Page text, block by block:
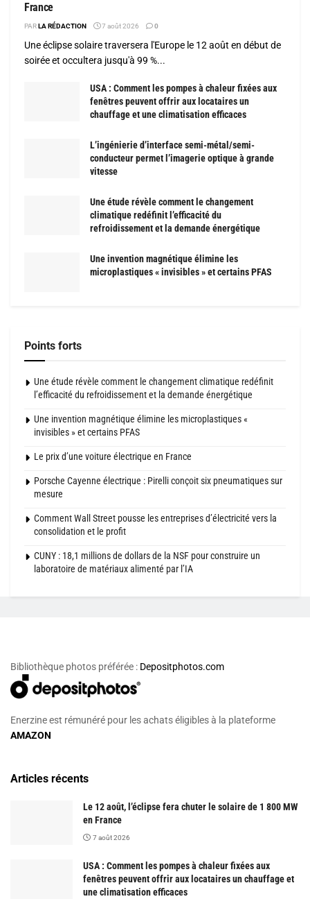
France
PARLA RÉDACTION 7 août 2026 0
Une éclipse solaire traversera l'Europe le 12 août en début de
soirée et occultera jusqu'à 99 %...
USA : Comment les pompes à chaleur fixées aux
fenêtres peuvent offrir aux locataires un
chauffage et une climatisation efficaces
L’ingénierie d’interface semi-métal/semi-
conducteur permet l’imagerie optique à grande
vitesse
Une étude révèle comment le changement
climatique redéfinit l’efficacité du
refroidissement et la demande énergétique
Une invention magnétique élimine les
microplastiques « invisibles » et certains PFAS
Points forts
Une étude révèle comment le changement climatique redéfinit
l’efficacité du refroidissement et la demande énergétique
Une invention magnétique élimine les microplastiques «
invisibles » et certains PFAS
Le prix d’une voiture électrique en France
Porsche Cayenne électrique : Pirelli conçoit six pneumatiques sur
mesure
Comment Wall Street pousse les entreprises d’électricité vers la
consolidation et le profit
CUNY : 18,1 millions de dollars de la NSF pour construire un
laboratoire de matériaux alimenté par l’IA
Bibliothèque photos préférée : Depositphotos.com
Enerzine est rémunéré pour les achats éligibles à la plateforme
AMAZON
Articles récents
Le 12 août, l’éclipse fera chuter le solaire de 1 800 MW
en France
7 août 2026
USA : Comment les pompes à chaleur fixées aux
fenêtres peuvent offrir aux locataires un chauffage et
une climatisation efficaces